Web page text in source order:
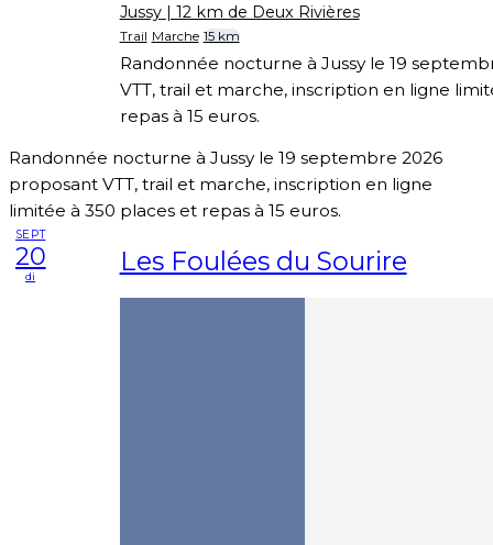
Jussy | 12 km de Deux Rivières
Trail Marche 15 km
Randonnée nocturne à Jussy le 19
VTT, trail et marche, inscription en ligne
repas à 15 euros.
Randonnée nocturne à Jussy le 19 septembre 2026
proposant VTT, trail et marche, inscription en ligne
limitée à 350 places et repas à 15 euros.
SEPT
20
di Les Foulées du Sourire